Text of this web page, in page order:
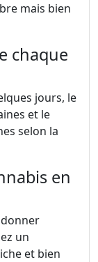
mais bien
chaque
jours, le
et le
selon la
en
un
et bien